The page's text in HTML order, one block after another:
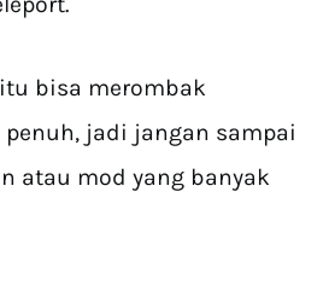
bisa merombak
penuh, jadi jangan sampai
atau mod yang banyak